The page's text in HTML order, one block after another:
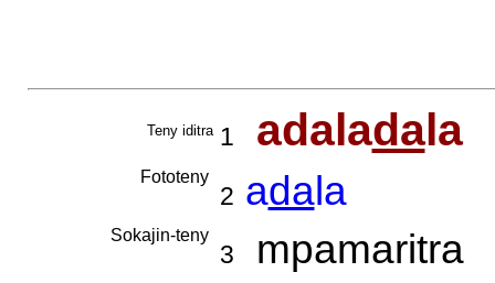
Teny iditra 1 adaladala
Fototeny
2 adala
Sokajin-teny
3 mpamaritra